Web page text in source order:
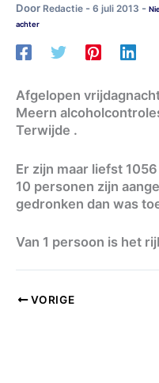
Door Redactie - 6 juli 2013 -
achter
Afgelopen
Meern
Terwijde .
Er zijn maar liefst
10 personen zijn
gedronken dan was
Van 1 persoon is het
VORIGE